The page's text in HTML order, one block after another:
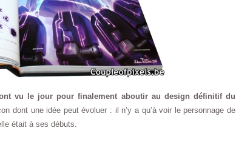
vu le jour pour finalement aboutir au design définitif du
dont une idée peut évoluer : il n’y a qu’à voir le personnage de
était à ses débuts.